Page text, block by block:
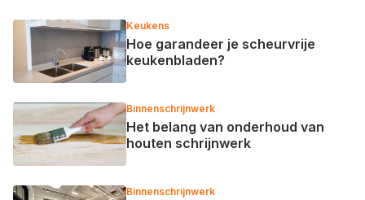
Keukens
Hoe garandeer je scheurvrije
keukenbladen?
Binnenschrijnwerk
Het belang van onderhoud van
houten schrijnwerk
Binnenschrijnwerk